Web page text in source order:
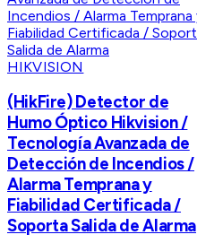
HIKVISION
(HikFire) Detector de
Humo Óptico Hikvision /
Tecnología Avanzada de
Detección de Incendios /
Alarma Temprana y
Fiabilidad Certificada /
Soporta Salida de Alarma